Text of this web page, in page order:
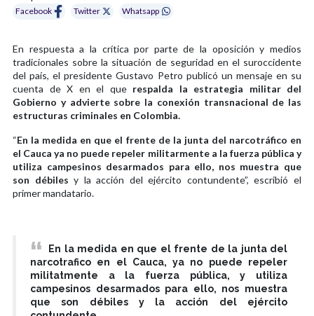
Facebook
Twitter Whatsapp
En respuesta a la crítica por parte de la oposición y medios
tradicionales sobre la situación de seguridad en el suroccidente
del país, el presidente Gustavo Petro publicó un mensaje en su
cuenta de X en el que respalda la estrategia militar del
Gobierno y advierte sobre la conexión transnacional de las
estructuras criminales en Colombia.
“En la medida en que el frente de la junta del narcotráfico en
el Cauca ya no puede repeler militarmente a la fuerza pública y
utiliza campesinos desarmados para ello, nos muestra que
son débiles y la acción del ejército contundente”, escribió el
primer mandatario.
En la medida en que el frente de la junta del
narcotrafico en el Cauca, ya no puede repeler
militatmente a la fuerza pública, y utiliza
campesinos desarmados para ello, nos muestra
que son débiles y la acción del ejército